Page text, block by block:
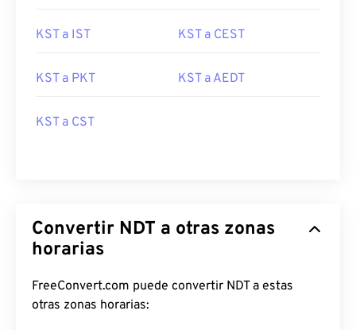
KST a IST KST a CEST
KST a PKT KST a AEDT
KST a CST
Convertir NDT a otras zonas
horarias
FreeConvert.com puede convertir NDT a estas
otras zonas horarias: